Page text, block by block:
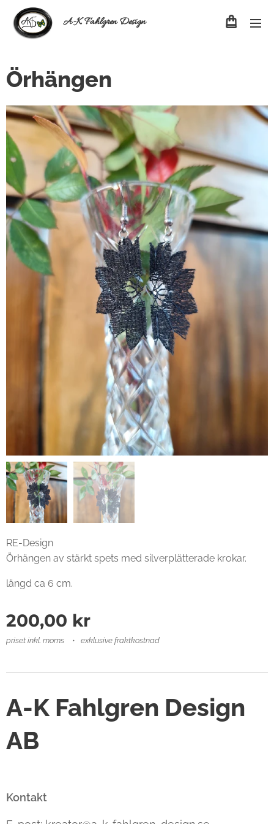
A-K Fahlgren Design
Örhängen
RE-Design
Örhängen av stärkt spets med silverplätterade krokar.
längd ca 6 cm.
200,00 kr
priset inkl. moms exklusive fraktkostnad
A-K Fahlgren Design
AB
Kontakt